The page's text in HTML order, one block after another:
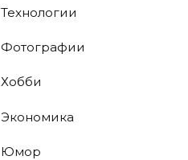
Технологии
Фотографии
Хобби
Экономика
Юмор